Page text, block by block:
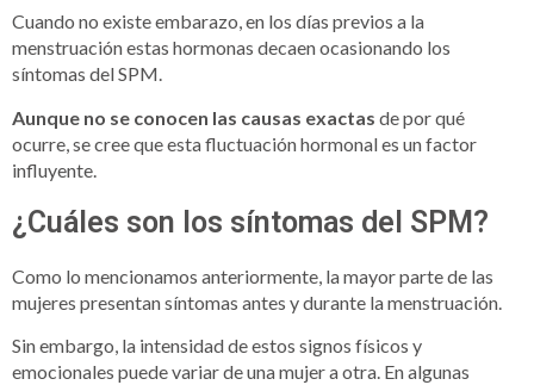
Cuando no existe embarazo, en los días previos a la
menstruación estas hormonas decaen ocasionando los
síntomas del SPM.
Aunque no se conocen las causas exactas de por qué
ocurre, se cree que esta fluctuación hormonal es un factor
influyente.
¿Cuáles son los síntomas del SPM?
Como lo mencionamos anteriormente, la mayor parte de las
mujeres presentan síntomas antes y durante la menstruación.
Sin embargo, la intensidad de estos signos físicos y
emocionales puede variar de una mujer a otra. En algunas